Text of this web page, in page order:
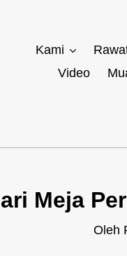
Kami
Video
Meja
Oleh